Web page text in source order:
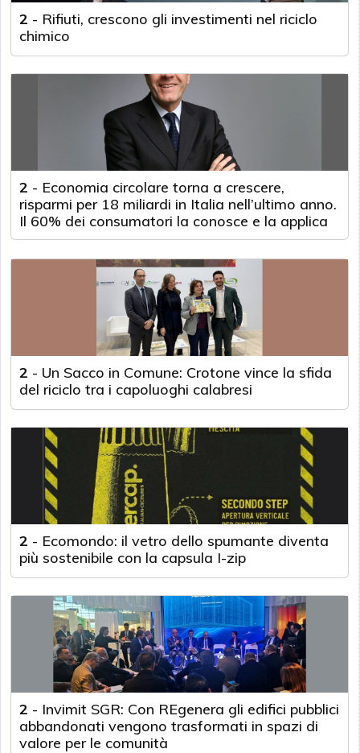
2 - Rifiuti, crescono gli investimenti nel riciclo
chimico
2 - Economia circolare torna a crescere,
risparmi per 18 miliardi in Italia nell’ultimo anno.
Il 60% dei consumatori la conosce e la applica
2 - Un Sacco in Comune: Crotone vince la sfida
del riciclo tra i capoluoghi calabresi
2 - Ecomondo: il vetro dello spumante diventa
più sostenibile con la capsula I-zip
2 - Invimit SGR: Con REgenera gli edifici pubblici
abbandonati vengono trasformati in spazi di
valore per le comunità